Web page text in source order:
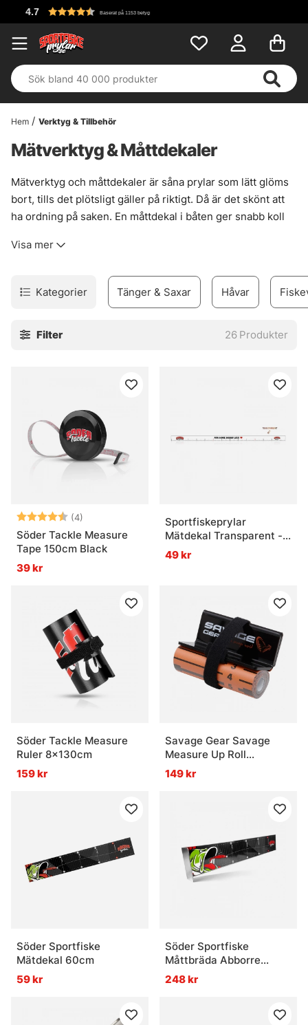
Hem Verktyg & Tillbehör
Mätverktyg & Måttdekaler
Mätverktyg och måttdekaler är såna prylar som lätt glöms
bort, tills det plötsligt gäller på riktigt. Då är det skönt att
ha ordning på saken. En måttdekal i båten ger snabb koll
efter löst grejs. Smidigt, helt enkelt.
måttband, litet nog att följa med i byxfickan, båten eller
fiskeväska. Bra när längden ska avläsas snabbt, eller när
vill ju inte stå där utan mått när drömfisken väl ligger i
» Tillbaka till Verktyg & bra att ha
Vanliga frågor om mätverktyg och
måttdekaler
Vad är ett mätverktyg för fiske?
Visa mer
Kategorier Tänger & Saxar Håvar
Filter 26 Produkter
Betyg: (4)
4.5 utav 5 stjärnor
Söder Tackle Measure
Tape 150cm Black
39 kr
Sportfiskeprylar
Mätdekal Transparent -
136x5cm
49 kr
Söder Tackle Measure
Ruler 8x130cm
159 kr
Savage Gear Savage
Measure Up Roll
8x130cm
149 kr
Söder Sportfiske
Mätdekal 60cm
59 kr
Söder Sportfiske
Måttbräda Abborre
60cm
248 kr